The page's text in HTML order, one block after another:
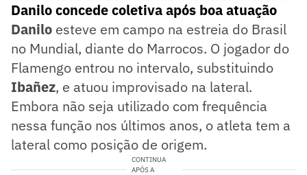
Danilo concede coletiva após boa atuação
Danilo esteve em campo na estreia do Brasil
no Mundial, diante do Marrocos. O jogador do
Flamengo entrou no intervalo, substituindo
Ibañez, e atuou improvisado na lateral.
Embora não seja utilizado com frequência
nessa função nos últimos anos, o atleta tem a
lateral como posição de origem.
CONTINUA
APÓS A